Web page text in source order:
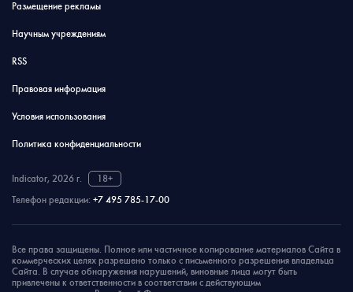
Размещение рекламы
Научным учреждениям
RSS
Правовая информация
Условия использования
Политика конфиденциальности
Indicator, 2026 г.
18+
Телефон редакции: +7 495 785-17-00
Все права защищены. Полное или частичное копирование материалов Сайта в
коммерческих целях разрешено только с письменного разрешения владельца
Сайта. В случае обнаружения нарушений, виновные лица могут быть
привлечены к ответственности в соответствии с действующим